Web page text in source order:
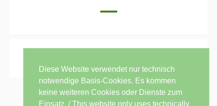
Diese Website verwendet nur technisch
notwendige Basis-Cookies. Es kommen
keine weiteren Cookies oder Dienste zum
Einsatz. / This website only uses technically